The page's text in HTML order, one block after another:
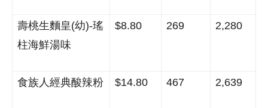
壽桃生麵皇(幼)-瑤
柱海鮮湯味
$8.80 269 2,280
食族人經典酸辣粉 $14.80 467 2,639